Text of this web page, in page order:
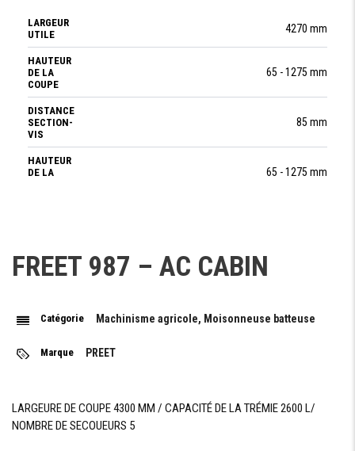
LARGEUR
UTILE
4270 mm
HAUTEUR
DE LA
COUPE
65 - 1275 mm
DISTANCE
SECTION-
VIS
85 mm
HAUTEUR
DE LA
65 - 1275 mm
RELEVEURS
BATTEUR
DIAMETRE
LARGEUR
DE
BATTEUR
1250 mm
FREET 987 – AC CABIN
Catégorie Machinisme agricole, Moisonneuse batteuse
Marque PREET
LARGEURE DE COUPE 4300 MM / CAPACITÉ DE LA TRÉMIE 2600 L/
NOMBRE DE SECOUEURS 5